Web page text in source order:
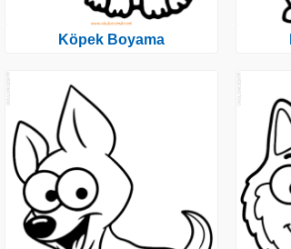
Köpek Boyama